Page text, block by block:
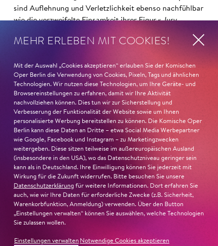
sind Auflehnung und Verletzlichkeit ebenso nachfühlbar
wie die verzweifelte Einsamkeit ihrer Figur.«Jury-
22. Juni 2026
Paradies und Abgrund
MEHR ERLEBEN MIT COOKIES!
Mit der Auswahl „Cookies akzeptieren“ erlauben Sie der Komischen
Oper Berlin die Verwendung von Cookies, Pixeln, Tags und ähnlichen
Technologien. Wir nutzen diese Technologien, um Ihre Geräte- und
Browsereinstellungen zu erfahren, damit wir Ihre Aktivität
nachvollziehen können. Dies tun wir zur Sicherstellung und
Verbesserung der Funktionalität der Website sowie um Ihnen
personalisierte Werbung bereitstellen zu können. Die Komische Oper
Berlin kann diese Daten an Dritte – etwa Social Media Werbepartner
wie Google, Facebook und Instagram – zu Marketingzwecken
weitergeben. Diese sitzen teilweise im außereuropäischen Ausland
(insbesondere in den USA), wo das Datenschutzniveau geringer sein
kann als in Deutschland. Ihre Einwilligung können Sie jederzeit mit
Wirkung für die Zukunft widerrufen. Bitte besuchen Sie unsere
Datenschutzerklärung für weitere Informationen. Dort erfahren Sie
auch, wie wir Ihre Daten für erforderliche Zwecke (z.B. Sicherheit,
Warenkorbfunktion, Anmeldung) verwenden. Über den Button
„Einstellungen verwalten“ können Sie auswählen, welche Technologien
Sie zulassen wollen.
Einstellungen verwalten Notwendige Cookies akzeptieren